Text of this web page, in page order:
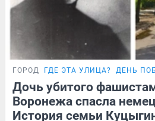
ГОРОД ГДЕ ЭТА УЛИЦА? ДЕНЬ
Дочь убитого
Воронежа спасла
История семьи